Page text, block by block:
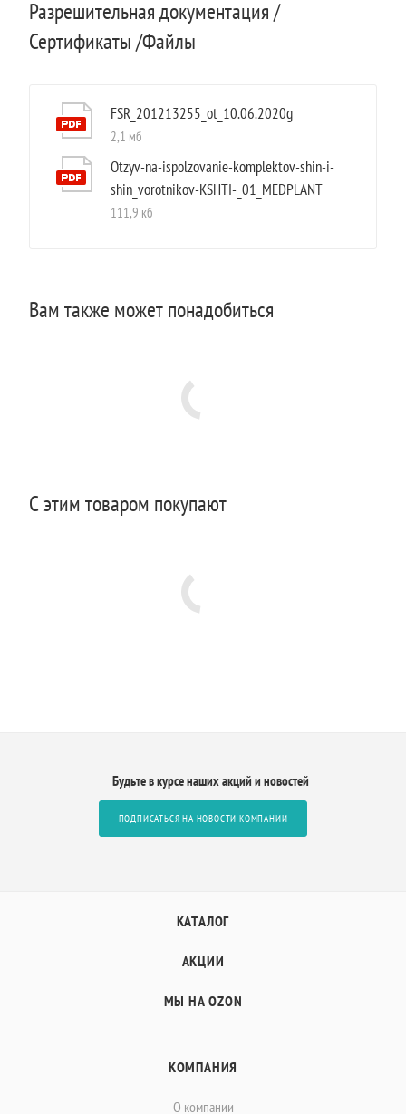
Разрешительная документация /
Сертификаты /Файлы
FSR_201213255_ot_10.06.2020g
2,1 мб
Otzyv-na-ispolzovanie-komplektov-shin-i-
shin_vorotnikov-KSHTI-_01_MEDPLANT
111,9 кб
Вам также может понадобиться
С этим товаром покупают
Будьте в курсе наших акций и новостей
ПОДПИСАТЬСЯ НА НОВОСТИ КОМПАНИИ
КАТАЛОГ
АКЦИИ
МЫ НА OZON
КОМПАНИЯ
О компании